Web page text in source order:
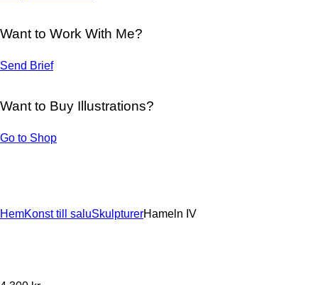
Want to Work With Me?
Send Brief
Want to Buy Illustrations?
Go to Shop
HemKonst till saluSkulpturerHameln IV